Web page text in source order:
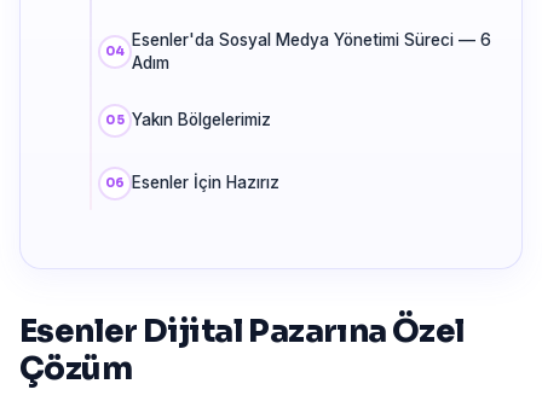
Esenler'da Sosyal Medya Yönetimi Süreci — 6
Adım
Yakın Bölgelerimiz
Esenler İçin Hazırız
Esenler Dijital Pazarına Özel
Çözüm